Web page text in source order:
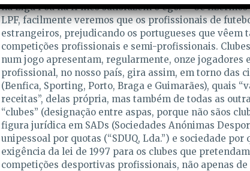
na Liga I ou na II lhes satisfazem o ego? Se fizermos
LPF, facilmente veremos que os profissionais de
estrangeiros, prejudicando os portugueses que vêem
competições profissionais e semi-profissionais.
num jogo apresentam, regularmente, onze jogadores
profissional, no nosso país, gira assim, em torno das
(Benfica, Sporting, Porto, Braga e Guimarães), quais
receitas”, delas própria, mas também de todas as
“clubes” (designação entre aspas, porque não sãos
figura jurídica em SADs (Sociedades Anónimas
unipessoal por quotas (“SDUQ, Lda.”) e sociedade por
exigência da lei de 1997 para os clubes que
competições desportivas profissionais, não apenas